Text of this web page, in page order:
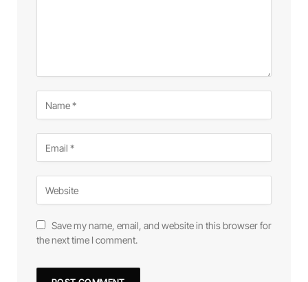
Save my name, email, and website in this browser for
the next time I comment.